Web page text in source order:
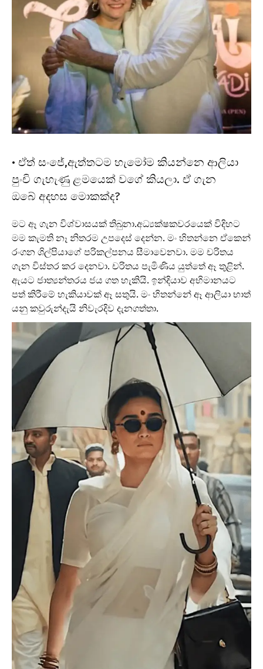
• ඒත් සංජේ,ඇත්තටම හැමෝම කියන්නෙ ආලියා
පුංචි ගැහැණු ළමයෙක් වගේ කියලා. ඒ ගැන
ඔබේ අදහස මොකක්ද?
මට ඈ ගැන විශ්වාසයක් තිබුනා.අධ්‍යක්ෂකවරයෙක් විදිහට
මම කැමති නෑ නිතරම උපදෙස් දෙන්න. මං හිතන්නෙ ඒකෙන්
රංගන ශිල්පියාගේ පරිකල්පනය සීමාවෙනවා. මම චරිතය
ගැන විස්තර කර දෙනවා. චරිතය පැමිණිය යුත්තේ ඈ තුළින්.
ඇයට ජාත්‍යන්තරය ජය ගත හැකියි. ඉන්දියාව අභිමානයට
පත් කිරීමේ හැකියාවක් ඈ සතුයි. මං හිතන්නේ ඈ ආලියා භාත්
යනු කවුරුන්දැයි නිවැරදිව දැනගත්තා.